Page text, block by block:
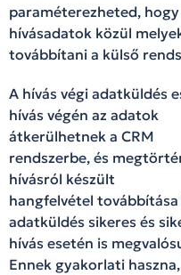
paraméterezheted, hogy
hívásadatok közül
továbbítani a külső
A hívás végi adatküldés
hívás végén az adatok
átkerülhetnek a CRM
rendszerbe, és
hívásról készült
hangfelvétel továbbítása
adatküldés sikeres és
hívás esetén is
Ennek gyakorlati